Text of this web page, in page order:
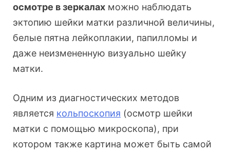
осмотре в зеркалах можно наблюдать
эктопию шейки матки различной величины,
белые пятна лейкоплакии, папилломы и
даже неизмененную визуально шейку
матки.
Одним из диагностических методов
является кольпоскопия (осмотр шейки
матки с помощью микроскопа), при
котором также картина может быть самой